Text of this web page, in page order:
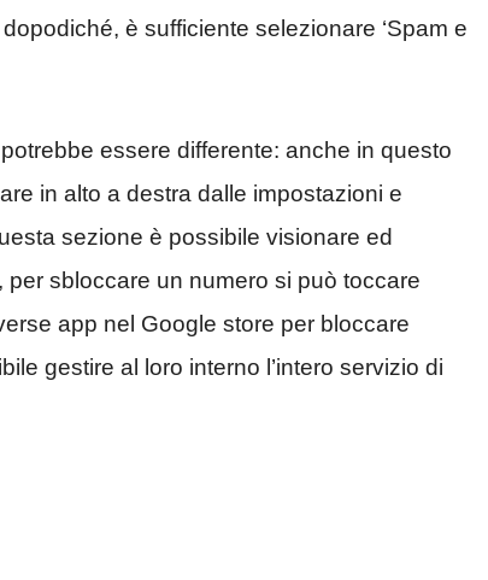
è sufficiente selezionare ‘Spam e
essere differente: anche in questo
in alto a destra dalle impostazioni e
sezione è possibile visionare ed
sbloccare un numero si può toccare
app nel Google store per bloccare
gestire al loro interno l’intero servizio di